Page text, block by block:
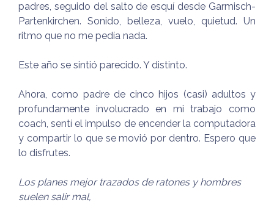
padres, seguido del salto de esquí desde Garmisch-
Partenkirchen. Sonido, belleza, vuelo, quietud. Un
ritmo que no me pedía nada.
Este año se sintió parecido. Y distinto.
Ahora, como padre de cinco hijos (casi) adultos y
profundamente involucrado en mi trabajo como
coach, sentí el impulso de encender la computadora
y compartir lo que se movió por dentro. Espero que
lo disfrutes.
Los planes mejor trazados de ratones y hombres
suelen salir mal,